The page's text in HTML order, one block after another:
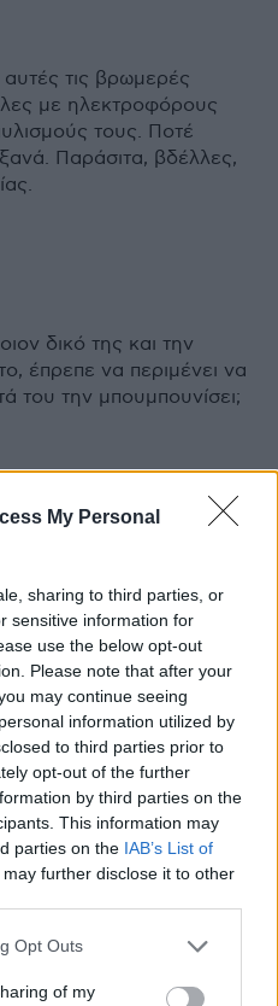
My Personal
sharing to third parties, or
sensitive information for
use the below opt-out
Please note that after your
may continue seeing
information utilized by
to third parties prior to
opt-out of the further
by third parties on the
This information may
parties on the IAB’s List of
may further disclose it to other
uses one or more Google
behaviour. You may click to
Opt Outs
of my
αυτές τις βρωμερές
με ηλεκτροφόρους
τους. Ποτέ
Παράσιτα, βδέλλες,
δικό της και την
έπρεπε να περιμένει να
του την μπουμπουνίσει;
μαχαλάδες τους!
ήταν απλά
κι είχαν βαθιά
της χωροφυλακής. Το